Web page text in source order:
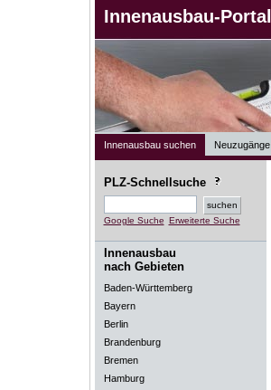
Innenausbau-Portal
Innenausbau suchen Neuzugänge
PLZ-Schnellsuche
Google Suche Erweiterte Suche
Innenausbau
nach Gebieten
Baden-Württemberg
Bayern
Berlin
Brandenburg
Bremen
Hamburg